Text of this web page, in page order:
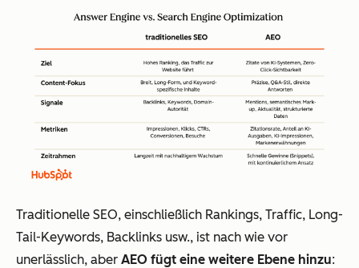
Traditionelle SEO, einschließlich Rankings, Traffic, Long-
Tail-Keywords, Backlinks usw., ist nach wie vor
unerlässlich, aber AEO fügt eine weitere Ebene hinzu: